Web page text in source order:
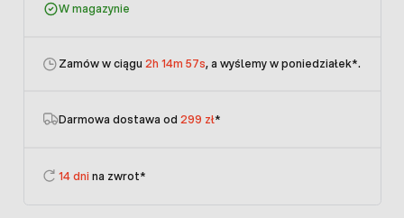
W magazynie
Zamów w ciągu 2h 14m 57s, a wyślemy w poniedziałek*.
Darmowa dostawa od 299 zł*
14 dni na zwrot*